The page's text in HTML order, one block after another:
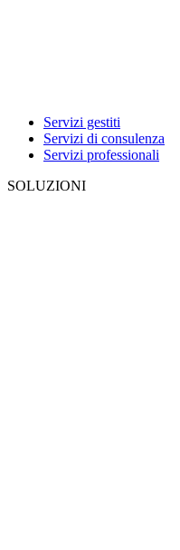
Servizi gestiti
Servizi di consulenza
Servizi professionali
SOLUZIONI